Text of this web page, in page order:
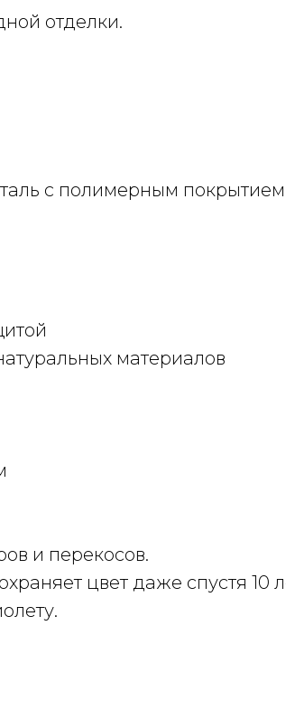
отделки.
с полимерным
материалов
и перекосов.
цвет даже спустя 10